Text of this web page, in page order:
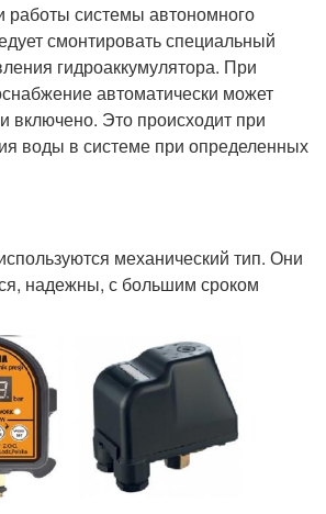
работы системы автономного
смонтировать специальный
гидроаккумулятора. При
автоматически может
включено. Это происходит при
воды в системе при определенных
механический тип. Они
надежны, с большим сроком